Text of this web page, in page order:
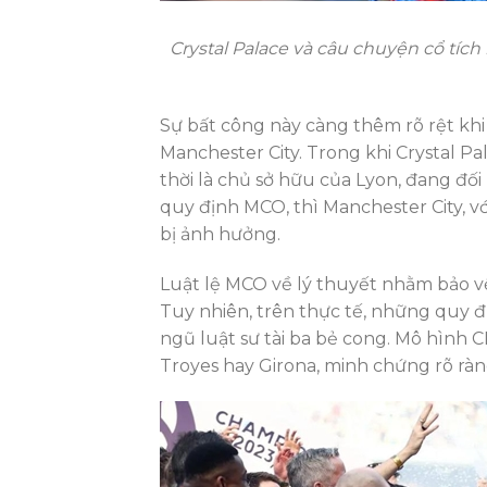
Crystal Palace và câu chuyện cổ
Sự bất công này càng thêm rõ rệt
Manchester City. Trong khi Crystal
thời là chủ sở hữu của Lyon, đang
quy định MCO, thì Manchester City,
bị ảnh hưởng.
Luật lệ MCO về lý thuyết nhằm bảo
Tuy nhiên, trên thực tế, những quy
ngũ luật sư tài ba bẻ cong. Mô hình
Troyes hay Girona, minh chứng rõ